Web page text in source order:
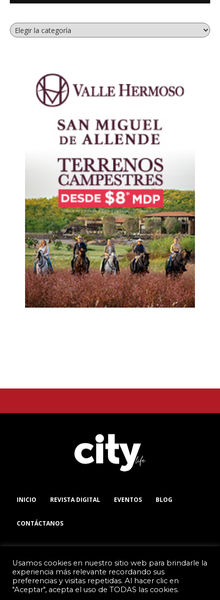
Categorías
INICIO REVISTA DIGITAL EVENTOS BLOG
CONTÁCTANOS
TODOS LOS DERECHOS RESERVADOS
Usamos cookies en nuestro sitio web para brindarle la
experiencia más relevante recordando sus
preferencias y visitas repetidas. Al hacer clic en
"Aceptar", acepta el uso de TODAS las cookies.